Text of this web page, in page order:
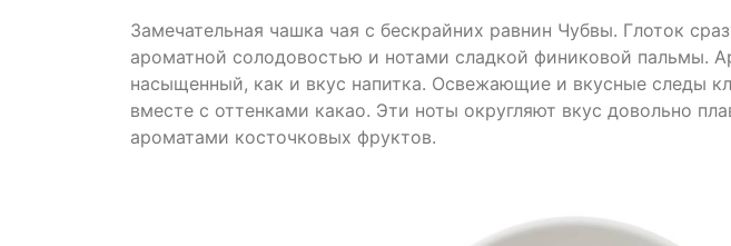
Замечательная чашка чая с бескрайних равнин Чубвы. Глоток
ароматной солодовостью и нотами сладкой финиковой пальмы.
насыщенный, как и вкус напитка. Освежающие и вкусные следы
вместе с оттенками какао. Эти ноты округляют вкус довольно
ароматами косточковых фруктов.